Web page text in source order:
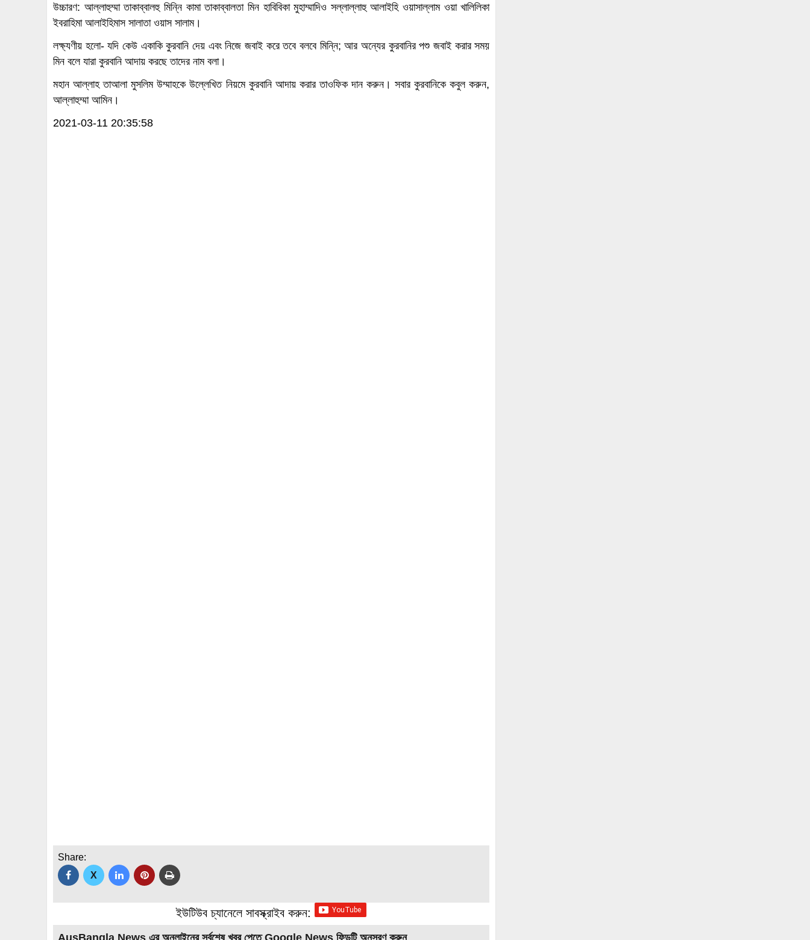
উচ্চারণ: আল্লাহুম্মা তাকাব্বালহু মিন্নি কামা তাকাব্বালতা মিন হাবিবিকা মুহাম্মাদিও সল্লাল্লাহু আলাইহি ওয়াসাল্লাম ওয়া খালিলিকা
ইবরাহিমা আলাইহিমাস সালাতা ওয়াস সালাম।
লক্ষ্যণীয় হলো- যদি কেউ একাকি কুরবানি দেয় এবং নিজে জবাই করে তবে বলবে মিন্নি; আর অন্যের কুরবানির পশু জবাই করার সময়
মিন বলে যারা কুরবানি আদায় করছে তাদের নাম বলা।
মহান আল্লাহ তাআলা মুসলিম উম্মাহকে উল্লেখিত নিয়মে কুরবানি আদায় করার তাওফিক দান করুন। সবার কুরবানিকে কবুল করুন,
আল্লাহুম্মা আমিন।
2021-03-11 20:35:58
Share:
X
ইউটিউব চ্যানেলে সাবস্ক্রাইব করুন: